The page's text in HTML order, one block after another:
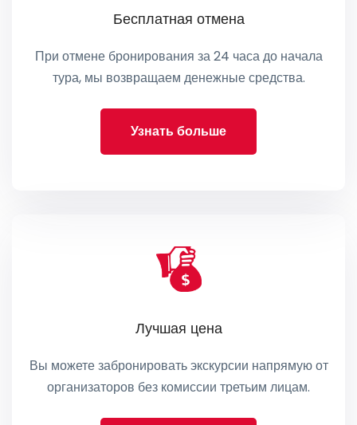
Бесплатная отмена
При отмене бронирования за 24 часа до начала
тура, мы возвращаем денежные средства.
Узнать больше
Лучшая цена
Вы можете забронировать экскурсии напрямую от
организаторов без комиссии третьим лицам.